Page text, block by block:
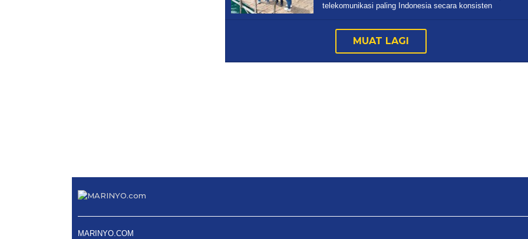
telekomunikasi paling Indonesia secara konsisten
MARINYO.COM